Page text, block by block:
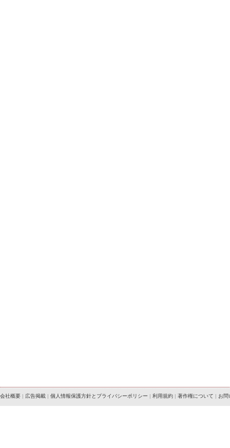
会社概要 | 広告掲載 | 個人情報保護方針とプライバシーポリシー | 利用規約 | 著作権について | お問